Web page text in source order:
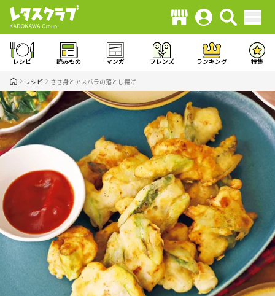
レシピ 読みもの マンガ フレンズ ランキング 特集
レシピ ささ身とアスパラの落とし揚げ